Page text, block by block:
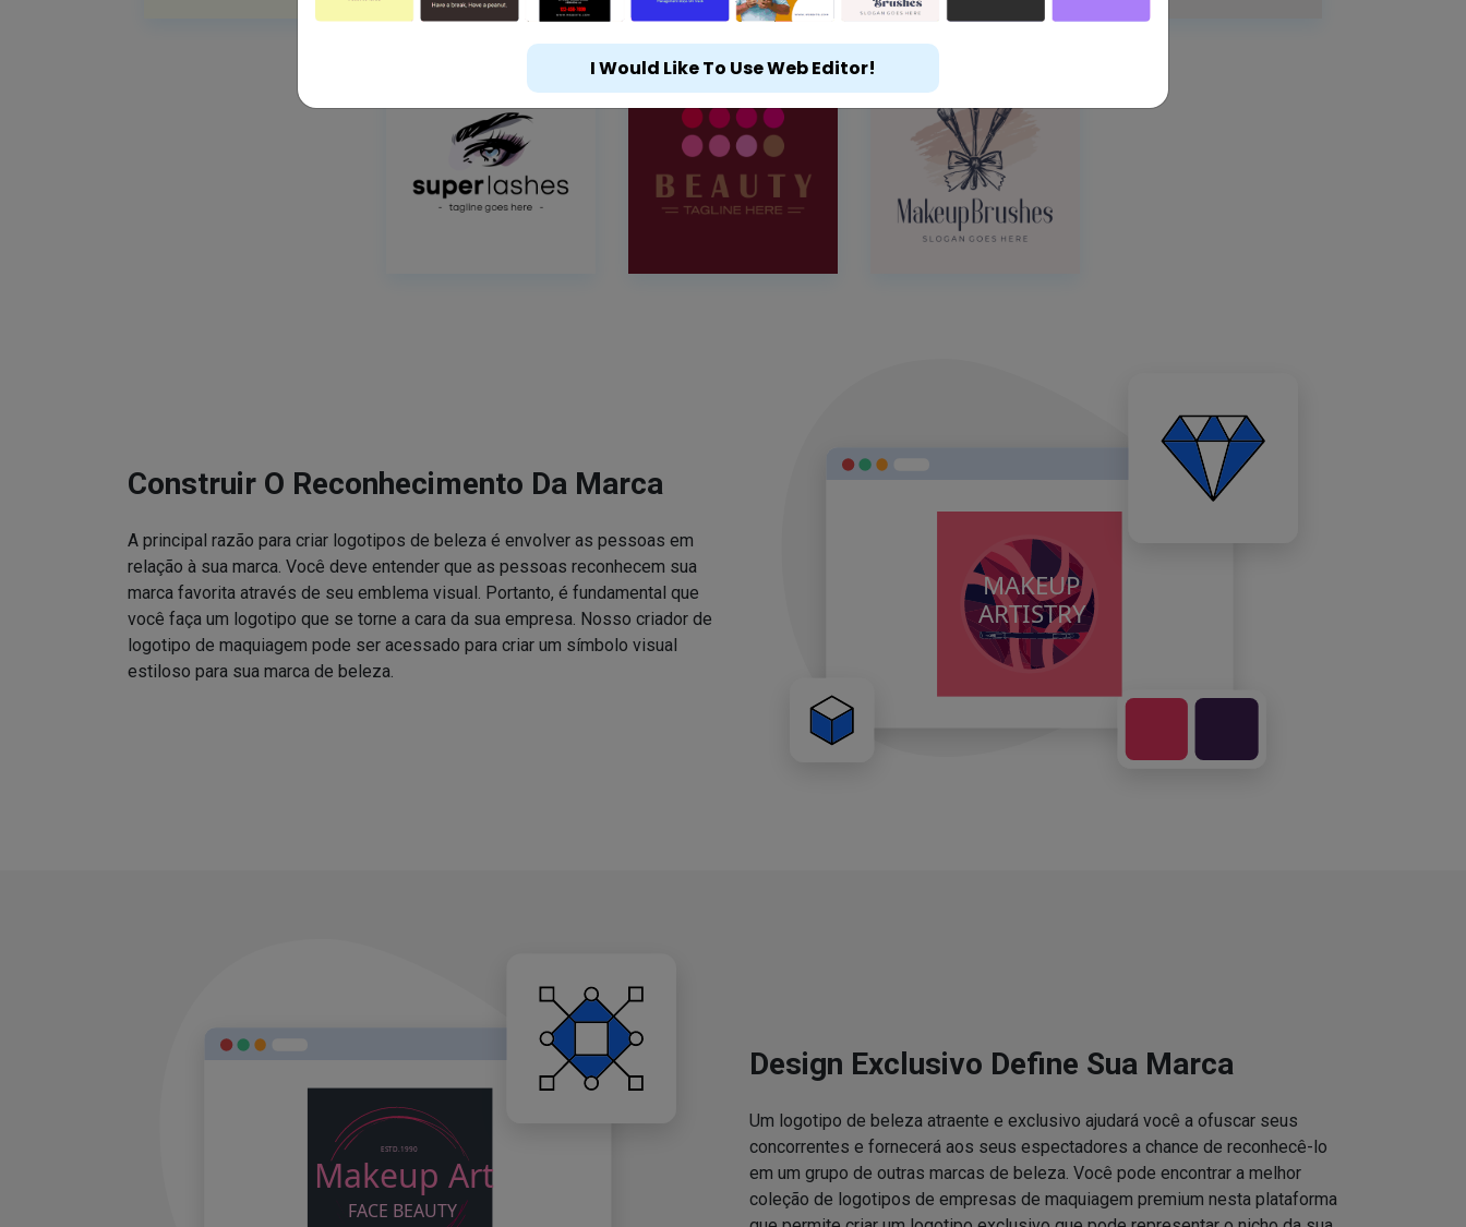
Construir O Reconhecimento Da Marca
A principal razão para criar logotipos de beleza é envolver as pessoas em
relação à sua marca. Você deve entender que as pessoas reconhecem sua
marca favorita através de seu emblema visual. Portanto, é fundamental que
você faça um logotipo que se torne a cara da sua empresa. Nosso criador de
logotipo de maquiagem pode ser acessado para criar um símbolo visual
estiloso para sua marca de beleza.
Design Exclusivo Define Sua Marca
Um logotipo de beleza atraente e exclusivo ajudará você a ofuscar seus
concorrentes e fornecerá aos seus espectadores a chance de reconhecê-lo
em um grupo de outras marcas de beleza. Você pode encontrar a melhor
coleção de logotipos de empresas de maquiagem premium nesta plataforma
I Would Like To Use Web Editor!